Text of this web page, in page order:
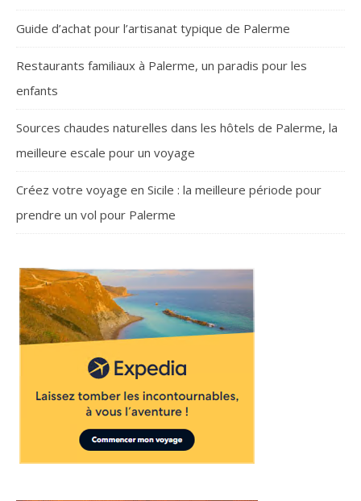
Guide d’achat pour l’artisanat typique de Palerme
Restaurants familiaux à Palerme, un paradis pour les
enfants
Sources chaudes naturelles dans les hôtels de Palerme, la
meilleure escale pour un voyage
Créez votre voyage en Sicile : la meilleure période pour
prendre un vol pour Palerme